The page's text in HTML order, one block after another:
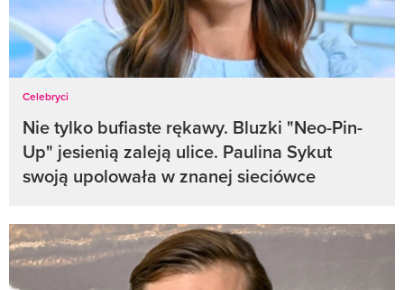
Celebryci
Nie tylko bufiaste rękawy. Bluzki "Neo-Pin-
Up" jesienią zaleją ulice. Paulina Sykut
swoją upolowała w znanej sieciówce